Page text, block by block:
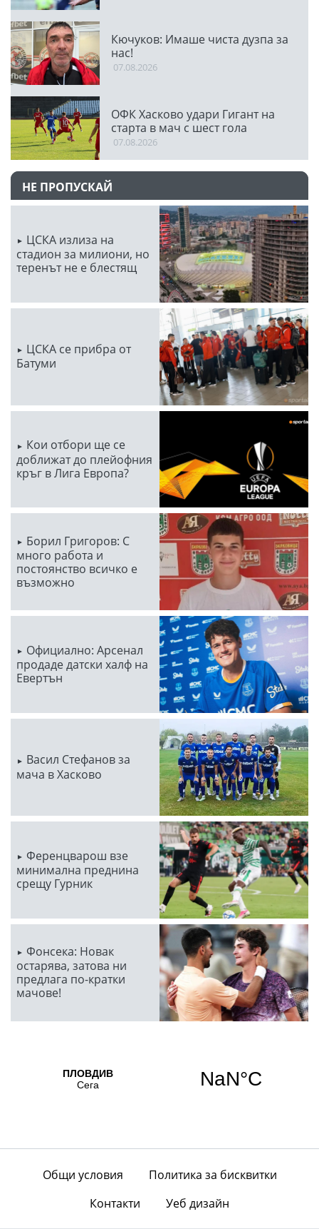
Кючуков: Имаше чиста дузпа за
нас!
07.08.2026
ОФК Хасково удари Гигант на
старта в мач с шест гола
07.08.2026
НЕ ПРОПУСКАЙ
ЦСКА излиза на
стадион за милиони, но
теренът не е блестящ
ЦСКА се прибра от
Батуми
Кои отбори ще се
доближат до плейофния
кръг в Лига Европа?
Борил Григоров: С
много работа и
постоянство всичко е
възможно
Официално: Арсенал
продаде датски халф на
Евертън
Васил Стефанов за
мача в Хасково
Ференцварош взе
минимална преднина
срещу Гурник
Фонсека: Новак
остарява, затова ни
предлага по-кратки
мачове!
Общи условия
Политика за бисквитки
Контакти
Уеб дизайн